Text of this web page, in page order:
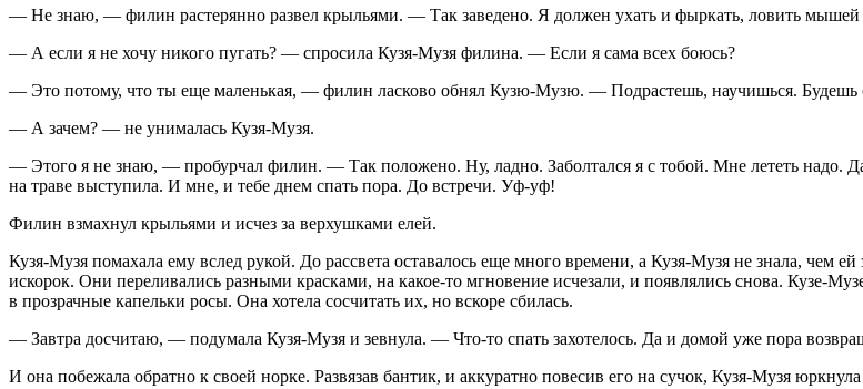
— Не знаю, — филин растерянно развел крыльями. — Так заведено. Я должен ухать и фыркать, ловить
— А если я не хочу никого пугать? — спросила Кузя-Музя филина. — Если я сама всех боюсь?
— Это потому, что ты еще маленькая, — филин ласково обнял Кузю-Музю. — Подрастешь, научишься. Будешь
— А зачем? — не унималась Кузя-Музя.
— Этого я не знаю, — пробурчал филин. — Так положено. Ну, ладно. Заболтался я с тобой. Мне лететь надо.
на траве выступила. И мне, и тебе днем спать пора. До встречи. Уф-уф!
Филин взмахнул крыльями и исчез за верхушками елей.
Кузя-Музя помахала ему вслед рукой. До рассвета оставалось еще много времени, а Кузя-Музя не знала, чем
искорок. Они переливались разными красками, на какое-то мгновение исчезали, и появлялись снова. Кузе-
в прозрачные капельки росы. Она хотела сосчитать их, но вскоре сбилась.
— Завтра досчитаю, — подумала Кузя-Музя и зевнула. — Что-то спать захотелось. Да и домой уже пора
И она побежала обратно к своей норке. Развязав бантик, и аккуратно повесив его на сучок, Кузя-Музя